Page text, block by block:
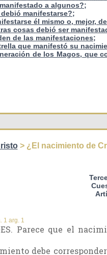
a algunos?;
manifestarse?;
él mismo o, mejor,
cosas debió ser
de las manifestaciones;
que manifestó su
de los Magos, que
> ¿El nacimiento de
1 arg. 1
Parece que el
debe